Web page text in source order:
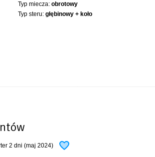
Typ miecza: obrotowy
Typ steru: głębinowy + koło
2 dni (maj 2024)